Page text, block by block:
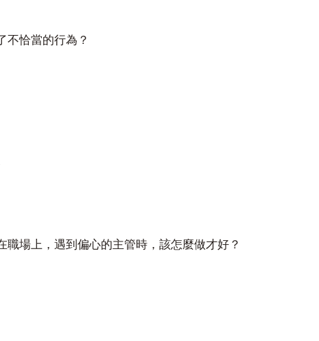
不恰當的行為？
場上，遇到偏心的主管時，該怎麼做才好？